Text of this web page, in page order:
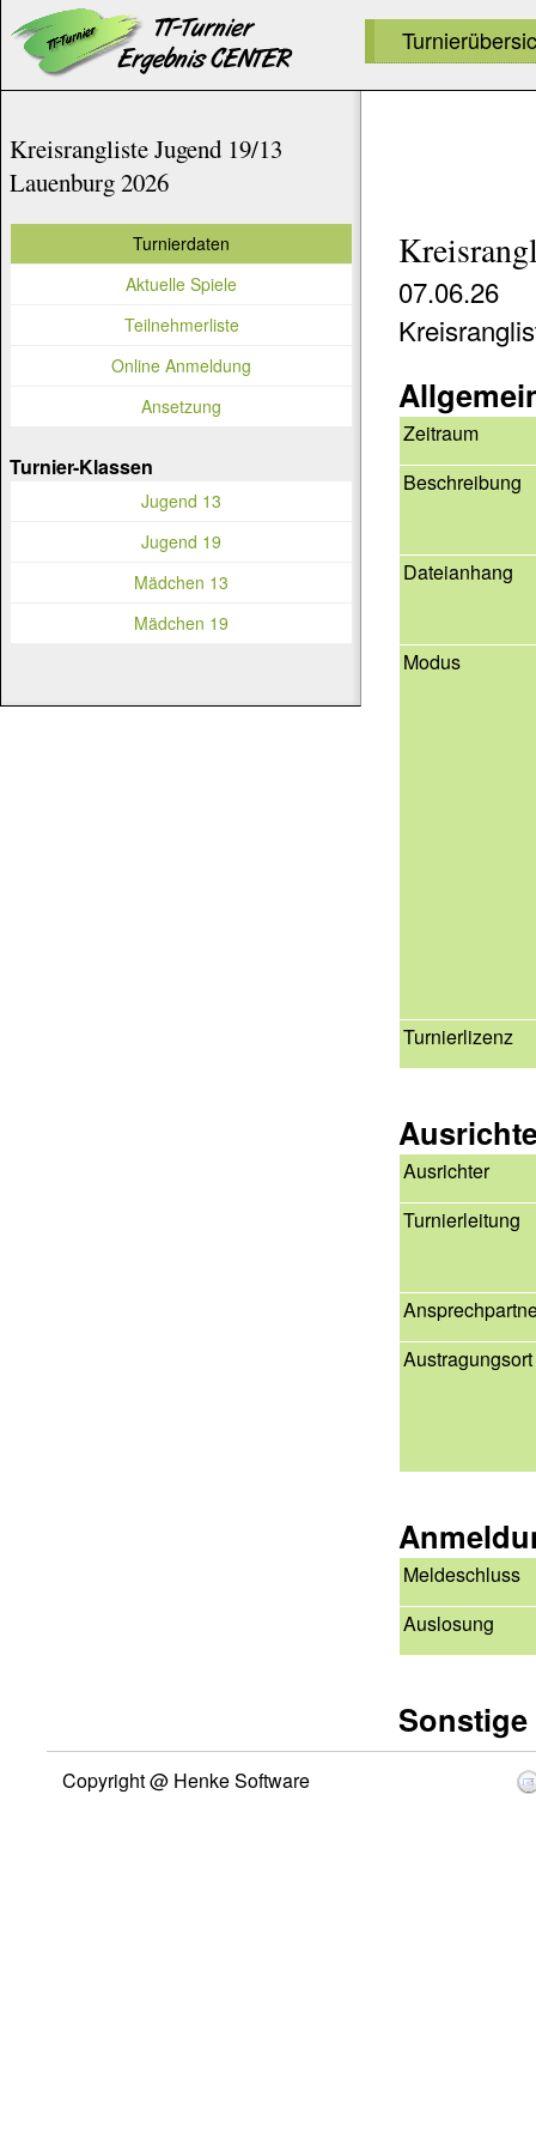
07.06.26
Zeitraum
Beschreibung
Dateianhang
Modus
Turnierlizenz
Ausrichter
Turnierleitung
Austragungsort
Meldeschluss
Auslosung
Kreisrangliste Jugend 19/13
Lauenburg 2026
Turnierdaten
Aktuelle Spiele
Teilnehmerliste
Online Anmeldung
Ansetzung
Turnier-Klassen
Jugend 13
Jugend 19
Mädchen 13
Mädchen 19
Copyright @ Henke Software